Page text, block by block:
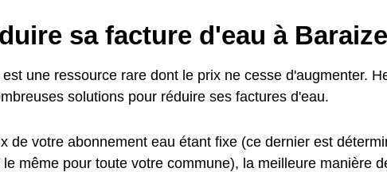
sa facture d'eau à Baraize
est une ressource rare dont le prix ne cesse d'augmenter.
solutions pour réduire ses factures d'eau.
de votre abonnement eau étant fixe (ce dernier est
le même pour toute votre commune), la meilleure manière